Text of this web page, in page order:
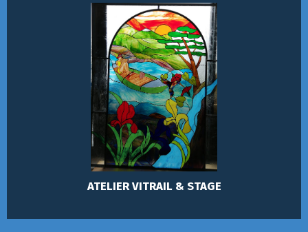
ATELIER VITRAIL & STAGE